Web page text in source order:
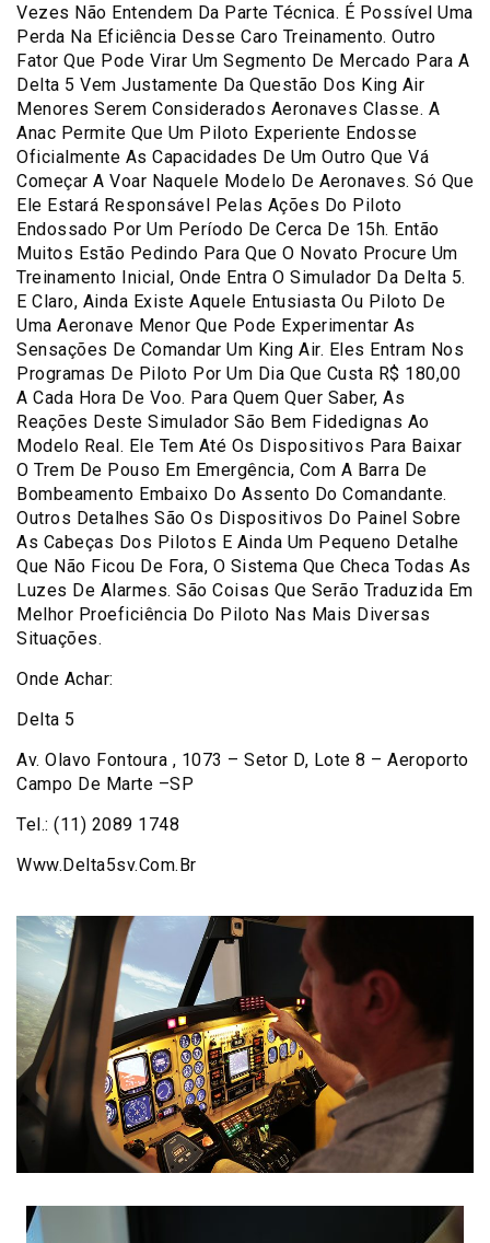
Vezes Não Entendem Da Parte Técnica. É Possível Uma
Perda Na Eficiência Desse Caro Treinamento. Outro
Fator Que Pode Virar Um Segmento De Mercado Para A
Delta 5 Vem Justamente Da Questão Dos King Air
Menores Serem Considerados Aeronaves Classe. A
Anac Permite Que Um Piloto Experiente Endosse
Oficialmente As Capacidades De Um Outro Que Vá
Começar A Voar Naquele Modelo De Aeronaves. Só Que
Ele Estará Responsável Pelas Ações Do Piloto
Endossado Por Um Período De Cerca De 15h. Então
Muitos Estão Pedindo Para Que O Novato Procure Um
Treinamento Inicial, Onde Entra O Simulador Da Delta 5.
E Claro, Ainda Existe Aquele Entusiasta Ou Piloto De
Uma Aeronave Menor Que Pode Experimentar As
Sensações De Comandar Um King Air. Eles Entram Nos
Programas De Piloto Por Um Dia Que Custa R$ 180,00
A Cada Hora De Voo. Para Quem Quer Saber, As
Reações Deste Simulador São Bem Fidedignas Ao
Modelo Real. Ele Tem Até Os Dispositivos Para Baixar
O Trem De Pouso Em Emergência, Com A Barra De
Bombeamento Embaixo Do Assento Do Comandante.
Outros Detalhes São Os Dispositivos Do Painel Sobre
As Cabeças Dos Pilotos E Ainda Um Pequeno Detalhe
Que Não Ficou De Fora, O Sistema Que Checa Todas As
Luzes De Alarmes. São Coisas Que Serão Traduzida Em
Melhor Proeficiência Do Piloto Nas Mais Diversas
Situações.
Onde Achar:
Delta 5
Av. Olavo Fontoura , 1073 – Setor D, Lote 8 – Aeroporto
Campo De Marte –SP
Tel.: (11) 2089 1748
Www.Delta5sv.Com.Br